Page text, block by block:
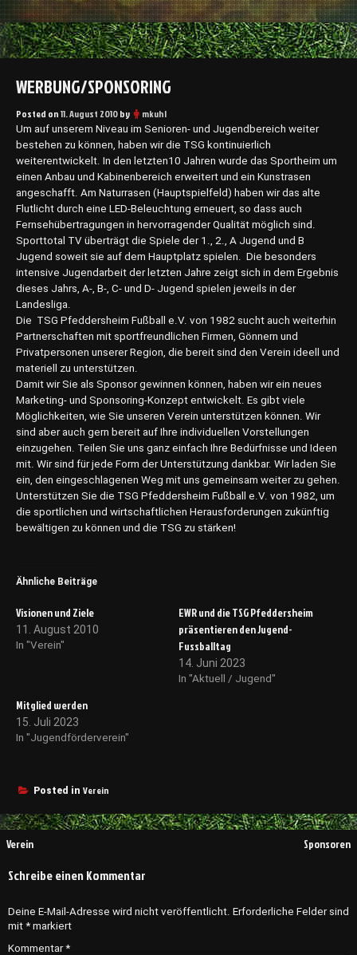
WERBUNG/SPONSORING
Posted on11. August 2010by mkuhl
Um auf unserem Niveau im Senioren- und Jugendbereich weiter
bestehen zu können, haben wir die TSG kontinuierlich
weiterentwickelt. In den letzten10 Jahren wurde das Sportheim um
einen Anbau und Kabinenbereich erweitert und ein Kunstrasen
angeschafft. Am Naturrasen (Hauptspielfeld) haben wir das alte
Flutlicht durch eine LED-Beleuchtung erneuert, so dass auch
Fernsehübertragungen in hervorragender Qualität möglich sind.
Sporttotal TV überträgt die Spiele der 1., 2., A Jugend und B
Jugend soweit sie auf dem Hauptplatz spielen. Die besonders
intensive Jugendarbeit der letzten Jahre zeigt sich in dem Ergebnis
dieses Jahrs, A-, B-, C- und D- Jugend spielen jeweils in der
Landesliga.
Die TSG Pfeddersheim Fußball e.V. von 1982 sucht auch weiterhin
Partnerschaften mit sportfreundlichen Firmen, Gönnern und
Privatpersonen unserer Region, die bereit sind den Verein ideell und
materiell zu unterstützen.
Damit wir Sie als Sponsor gewinnen können, haben wir ein neues
Marketing- und Sponsoring-Konzept entwickelt. Es gibt viele
Möglichkeiten, wie Sie unseren Verein unterstützen können. Wir
sind aber auch gern bereit auf Ihre individuellen Vorstellungen
einzugehen. Teilen Sie uns ganz einfach Ihre Bedürfnisse und Ideen
mit. Wir sind für jede Form der Unterstützung dankbar. Wir laden Sie
ein, den eingeschlagenen Weg mit uns gemeinsam weiter zu gehen.
Unterstützen Sie die TSG Pfeddersheim Fußball e.V. von 1982, um
die sportlichen und wirtschaftlichen Herausforderungen zukünftig
bewältigen zu können und die TSG zu stärken!
Ähnliche Beiträge
Visionen und Ziele
11. August 2010
In "Verein"
EWR und die TSG Pfeddersheim
präsentieren den Jugend-
Fussballtag
14. Juni 2023
In "Aktuell / Jugend"
Mitglied werden
15. Juli 2023
In "Jugendförderverein"
Posted in Verein
Beitragsnavigation
Verein Sponsoren
Schreibe einen Kommentar
Deine E-Mail-Adresse wird nicht veröffentlicht. Erforderliche Felder sind
mit * markiert
Kommentar*